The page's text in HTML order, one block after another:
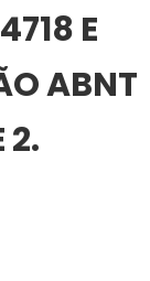
E
ABNT
2.